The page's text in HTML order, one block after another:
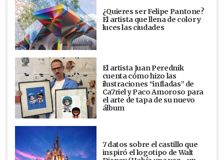
¿Quieres ser Felipe Pantone?
El artista que llena de color y
luces las ciudades
El artista Juan Perednik
cuenta cómo hizo las
ilustraciones “infladas” de
Ca7riel y Paco Amoroso para
el arte de tapa de su nuevo
álbum
7 datos sobre el castillo que
inspiró el logotipo de Walt